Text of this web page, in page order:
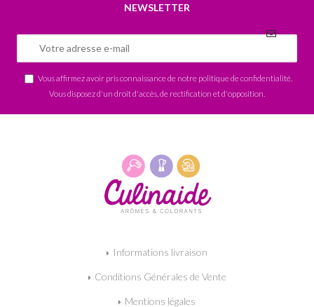
NEWSLETTER
Vous affirmez avoir pris connaissance de notre politique de confidentialité
Vous disposez d'un droit d'accès, de rectification et d'opposition.
Informations livraison
Conditions Générales de Vente
Mentions légales